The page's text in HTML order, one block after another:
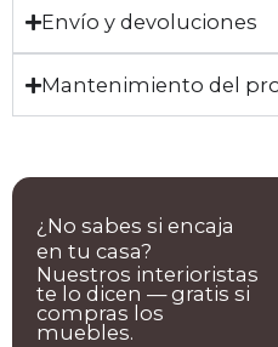
Envío y devoluciones
Mantenimiento del
¿No sabes si encaja
en tu casa?
Nuestros interioristas
te lo dicen — gratis si
compras los
muebles.